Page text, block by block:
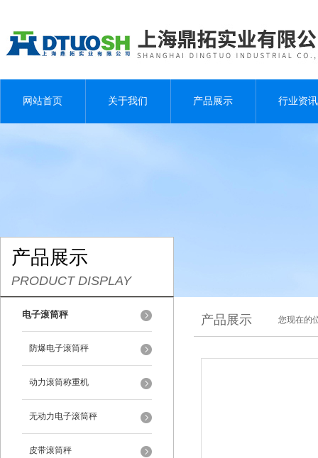
网站首页 关于我们 产品展示 行业资讯
产品展示
PRODUCT DISPLAY
电子滚筒秤
防爆电子滚筒秤
动力滚筒称重机
无动力电子滚筒秤
皮带滚筒秤
产品展示 您现在的